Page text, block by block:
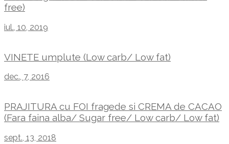
free)
iul., 10, 2019
VINETE umplute (Low carb/ Low fat)
dec., 7, 2016
PRAJITURA cu FOI fragede si CREMA de CACAO
(Fara faina alba/ Sugar free/ Low carb/ Low fat)
sept., 13, 2018